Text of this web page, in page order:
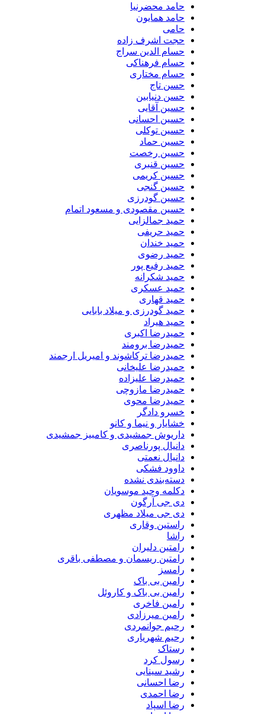
حامد محضرنیا
حامد همایون
حامی
حجت اشرف زاده
حسام الدین سراج
حسام فرهناکی
حسام مختاری
حسن تاج
حسن دنیابین
حسین آقایی
حسین احسانی
حسین توکلی
حسین حماد
حسین رخصت
حسین قنبری
حسین کریمی
حسین گنجی
حسین گودرزی
حسین مقصودی و مسعود اتمام
حمید جمالزایی
حمید حریفی
حمید خندان
حمید رضوی
حمید رفیع پور
حمید شکرانه
حمید عسکری
حمید قهاری
حمید گودرزی و میلاد بابایی
حمید هیراد
حمیدرضا اکبری
حمیدرضا برومند
حمیدرضا ترکاشوند و امیریل ارجمند
حمیدرضا علیخانی
حمیدرضا علیزاده
حمیدرضا مازوچی
حمیدرضا محوی
خسرو دادگر
خشایار و نیما و کانو
داریوش جمشیدی و کامبیز جمشیدی
دانیال پورناصری
دانیال نعمتی
داوود فشکی
دسته‌بندی نشده
دکلمه وحید موسویان
دی جی آرگون
دی جی میلاد مظهری
راستین وقاری
راشا
رامتین دلیران
رامتین ریسمان و مصطفی باقری
رامسز
رامین بی باک
رامین بی باک و کاروئل
رامین فاخری
رامین میرزادی
رحیم جوانمردی
رحیم شهریاری
رستاک
رسول کرد
رشید سینایی
رضا احسانی
رضا احمدی
رضا اسپاد